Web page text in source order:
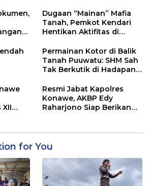
Dugaan “Mainan” Mafia
Tanah, Pemkot Kendari
Hentikan Aktifitas di
Permainan Kotor di Balik
Tanah Puuwatu: SHM Sah
Tak Berkutik di Hadapan
Resmi Jabat Kapolres
Konawe, AKBP Edy
Raharjono Siap Berikan
for You